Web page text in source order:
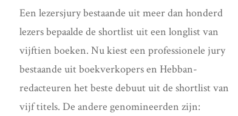
Een lezersjury bestaande uit meer dan honderd
lezers bepaalde de shortlist uit een longlist van
vijftien boeken. Nu kiest een professionele jury
bestaande uit boekverkopers en Hebban-
redacteuren het beste debuut uit de shortlist van
vijf titels. De andere genomineerden zijn: